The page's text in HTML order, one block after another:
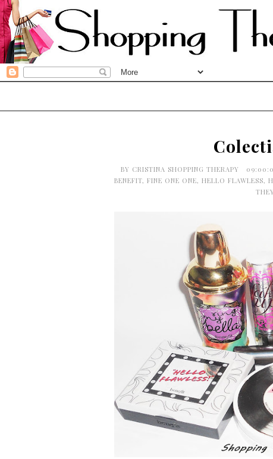
BY CRISTINA SHOPPING THERAPY
BENEFIT, FINE ONE ONE, HELLO FLAWLESS,